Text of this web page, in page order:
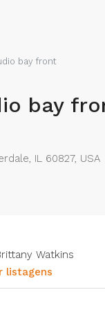
bay front
bay
IL 60827, USA
Watkins
listagens